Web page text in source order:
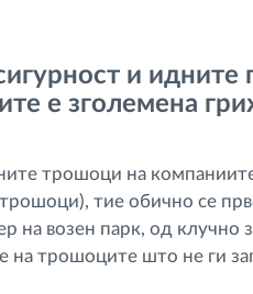
и идните
е зголемена
трошоци на
тие обично се
на возен парк, од клучно
на трошоците што не ги